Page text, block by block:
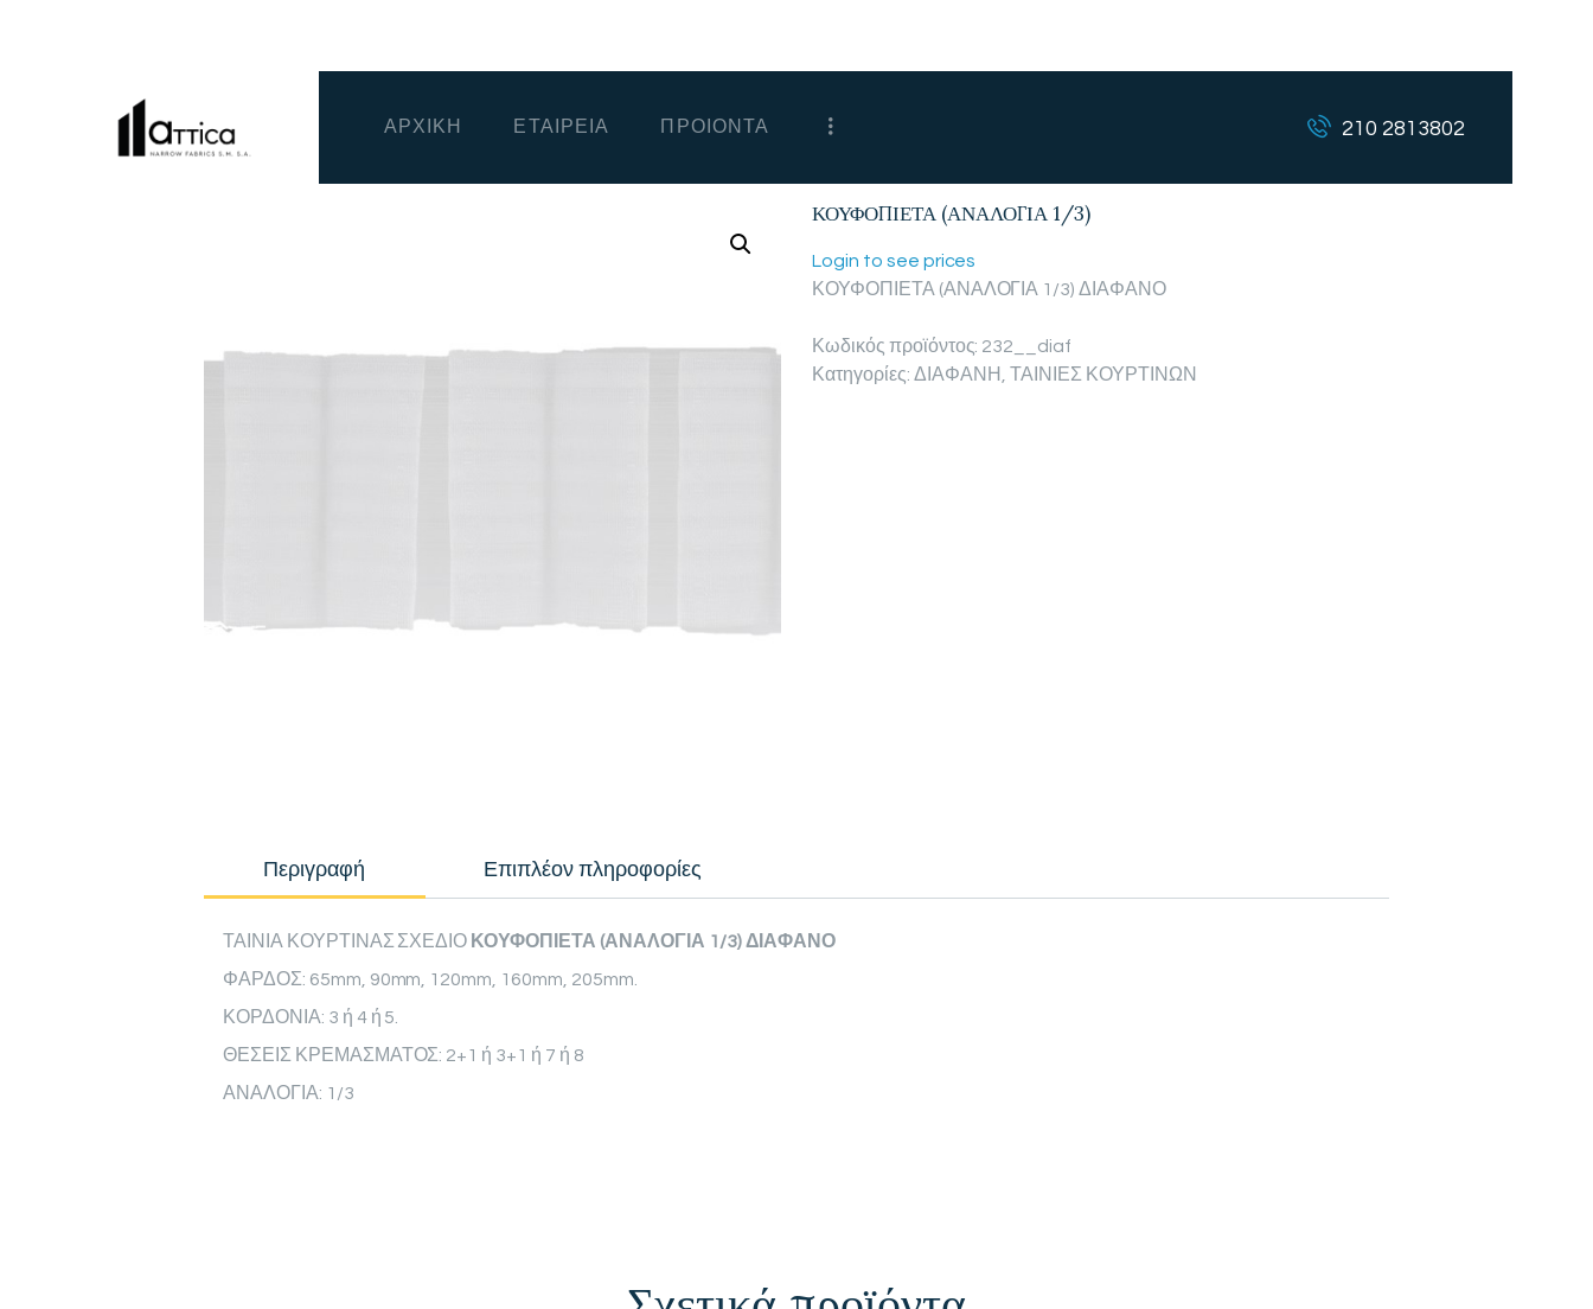
ΑΡΧΙΚΗ ΕΤΑΙΡΕΙΑ ΠΡΟΙΟΝΤΑ 210 2813802
ΕΠΙΚΟΙΝΩΝΙΑ
ΧΟΝΔΡΙΚΗ
ΚΟΥΦΟΠΙΕΤΑ (ΑΝΑΛΟΓΙΑ 1/3)
Login to see prices
ΚΟΥΦΟΠΙΕΤΑ (ΑΝΑΛΟΓΙΑ 1/3) ΔΙΑΦΑΝΟ
Κωδικός προϊόντος: 232__diaf
Κατηγορίες: ΔΙΑΦΑΝΗ , ΤΑΙΝΙΕΣ ΚΟΥΡΤΙΝΩΝ
Περιγραφή Επιπλέον πληροφορίες
ΤΑΙΝΙΑ ΚΟΥΡΤΙΝΑΣ ΣΧΕΔΙΟ ΚΟΥΦΟΠΙΕΤΑ (ΑΝΑΛΟΓΙΑ 1/3) ΔΙΑΦΑΝΟ
ΦΑΡΔΟΣ: 65mm, 90mm, 120mm, 160mm, 205mm.
ΚΟΡΔΟΝΙΑ: 3 ή 4 ή 5.
ΘΕΣΕΙΣ ΚΡΕΜΑΣΜΑΤΟΣ: 2+1 ή 3+1 ή 7 ή 8
ΑΝΑΛΟΓΙΑ: 1/3